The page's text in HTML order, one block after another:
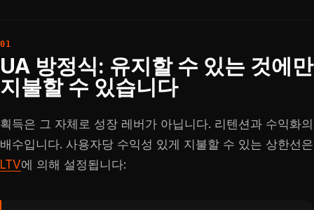
UA 방정식: 유지할 수 있는 것에만
지불할 수 있습니다
획득은 그 자체로 성장 레버가 아닙니다. 리텐션과 수익화의
배수입니다. 사용자당 수익성 있게 지불할 수 있는 상한선은
LTV에 의해 설정됩니다: